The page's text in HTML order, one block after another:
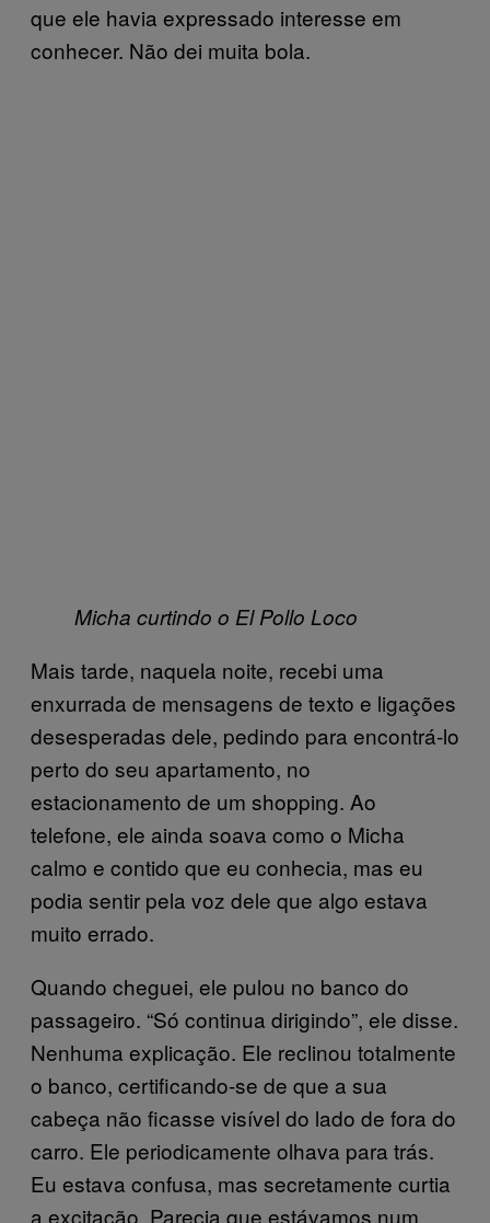
que ele havia expressado interesse em
conhecer. Não dei muita bola.
Micha curtindo o El Pollo Loco
Mais tarde, naquela noite, recebi uma
enxurrada de mensagens de texto e ligações
desesperadas dele, pedindo para encontrá-lo
perto do seu apartamento, no
estacionamento de um shopping. Ao
telefone, ele ainda soava como o Micha
calmo e contido que eu conhecia, mas eu
podia sentir pela voz dele que algo estava
muito errado.
Quando cheguei, ele pulou no banco do
passageiro. “Só continua dirigindo”, ele disse.
Nenhuma explicação. Ele reclinou totalmente
o banco, certificando-se de que a sua
cabeça não ficasse visível do lado de fora do
carro. Ele periodicamente olhava para trás.
Eu estava confusa, mas secretamente curtia
a excitação. Parecia que estávamos num